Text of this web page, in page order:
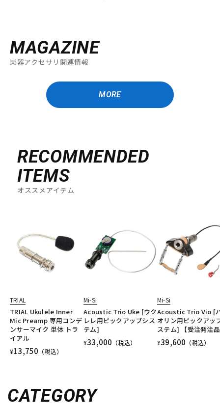
MAGAZINE
楽器アクセサリ関連情報
MORE
RECOMMENDED
ITEMS
オススメアイテム
TRIAL
TRIAL Ukulele Inner
Mic Preamp 専用コンデ
ンサーマイク 単体 トラ
イアル
¥13,750 （税込）
Mi-Si
Acoustic Trio Uke [ウク
レレ用ピックアップシス
テム]
¥33,000 （税込）
Mi-Si
Acoustic Trio Vio [
オリン用ピックアッ
ステム] 【受注発注
¥39,600 （税込）
CATEGORY